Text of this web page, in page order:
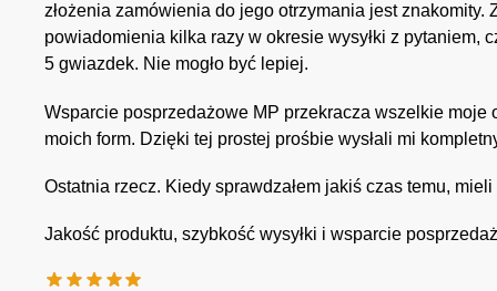
złożenia zamówienia do jego otrzymania jest znakomity.
powiadomienia kilka razy w okresie wysyłki z pytaniem,
5 gwiazdek. Nie mogło być lepiej.
Wsparcie posprzedażowe MP przekracza wszelkie
moich form. Dzięki tej prostej prośbie wysłali mi
Ostatnia rzecz. Kiedy sprawdzałem jakiś czas temu,
Jakość produktu, szybkość wysyłki i wsparcie